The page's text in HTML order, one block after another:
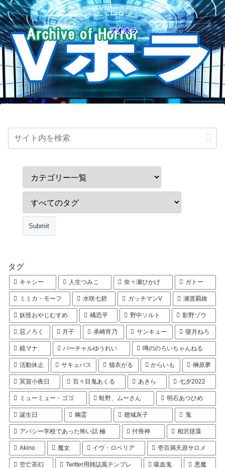
ホラー系VTuber専門サイト
タグ
キャシー 人生つみこ 奈々瀬ひかげ ガトー
ミミカ・モーフ 水咲七碧 ガッチマンV 瀬渡覇維
妖怪おやじむすめ 橘恐平 野中ソルト 影野ゾウ
惡ノろく 月子 承崎宵乃 サンキュー 寝月ねろ
鏡マナ バーチャルゆうれい 噂ののろいちゃんねる
活動休止 サキュバス 猫衣がる からいも 榊原夢
冥賀小夜日 百々目鬼あくる あきら 七夕2022
ミューミュー・ゴゴ 蛙野、ムーさん 明石あつひめ
誕生日 幽霊 翅城灰子 鬼
アパシー学校であった怖い話 極 付喪神 相沢毬藻
Akino 魔女 イヴ・ロベリア 壱百満天原サロメ
空亡茶幻 Twitter用雑誌風テンプレ 吸血鬼 悪魔